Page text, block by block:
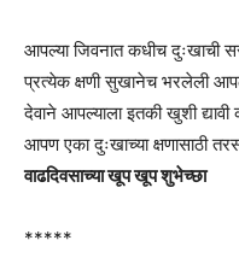
आपल्या जिवनात कधीच दुःखाची
प्रत्येक क्षणी सुखानेच भरलेली
देवाने आपल्याला इतकी खुशी द्यावी
आपण एका दुःखाच्या क्षणासाठी
वाढदिवसाच्या खूप खूप शुभेच्छा
*****